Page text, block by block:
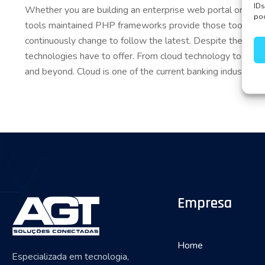
Whether you are building an enterprise web portal or a
tools maintained PHP frameworks provide those tools in
continuously change to follow the latest. Despite the
technologies have to offer. From cloud technology to
and beyond. Cloud is one of the current banking industry
Especializada em tecnologia,
Empresa
Home